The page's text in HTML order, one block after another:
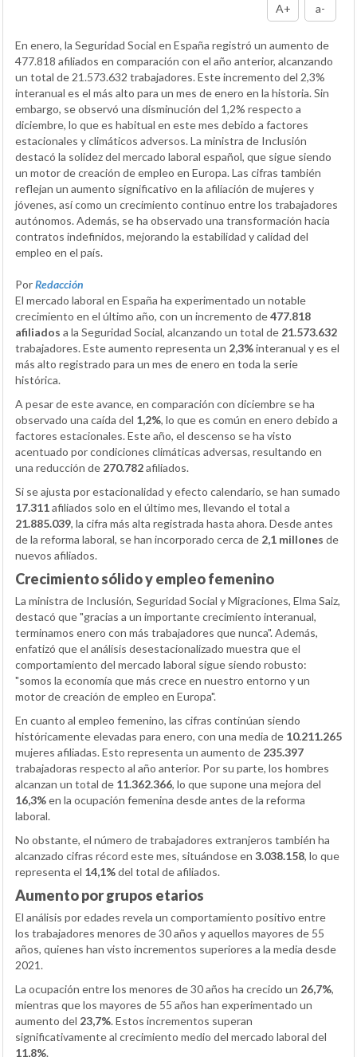
A+ a-
En enero, la Seguridad Social en España registró un aumento de
477.818 afiliados en comparación con el año anterior, alcanzando
un total de 21.573.632 trabajadores. Este incremento del 2,3%
interanual es el más alto para un mes de enero en la historia. Sin
embargo, se observó una disminución del 1,2% respecto a
diciembre, lo que es habitual en este mes debido a factores
estacionales y climáticos adversos. La ministra de Inclusión
destacó la solidez del mercado laboral español, que sigue siendo
un motor de creación de empleo en Europa. Las cifras también
reflejan un aumento significativo en la afiliación de mujeres y
jóvenes, así como un crecimiento continuo entre los trabajadores
autónomos. Además, se ha observado una transformación hacia
contratos indefinidos, mejorando la estabilidad y calidad del
empleo en el país.
PorRedacción
El mercado laboral en España ha experimentado un notable
crecimiento en el último año, con un incremento de477.818
afiliados a la Seguridad Social, alcanzando un total de 21.573.632
trabajadores. Este aumento representa un 2,3%interanual y es el
más alto registrado para un mes de enero en toda la serie
histórica.
A pesar de este avance, en comparación con diciembre se ha
observado una caída del 1,2%, lo que es común en enero debido a
factores estacionales. Este año, el descenso se ha visto
acentuado por condiciones climáticas adversas, resultando en
una reducción de 270.782afiliados.
Si se ajusta por estacionalidad y efecto calendario, se han sumado
17.311afiliados solo en el último mes, llevando el total a
21.885.039, la cifra más alta registrada hasta ahora. Desde antes
de la reforma laboral, se han incorporado cerca de 2,1 millones de
nuevos afiliados.
Crecimiento sólido y empleo femenino
La ministra de Inclusión, Seguridad Social y Migraciones, Elma Saiz,
destacó que "gracias a un importante crecimiento interanual,
terminamos enero con más trabajadores que nunca". Además,
enfatizó que el análisis desestacionalizado muestra que el
comportamiento del mercado laboral sigue siendo robusto:
"somos la economía que más crece en nuestro entorno y un
motor de creación de empleo en Europa".
En cuanto al empleo femenino, las cifras continúan siendo
históricamente elevadas para enero, con una media de 10.211.265
mujeres afiliadas. Esto representa un aumento de 235.397
trabajadoras respecto al año anterior. Por su parte, los hombres
alcanzan un total de 11.362.366, lo que supone una mejora del
16,3%en la ocupación femenina desde antes de la reforma
laboral.
No obstante, el número de trabajadores extranjeros también ha
alcanzado cifras récord este mes, situándose en 3.038.158, lo que
representa el 14,1%del total de afiliados.
Aumento por grupos etarios
El análisis por edades revela un comportamiento positivo entre
los trabajadores menores de 30 años y aquellos mayores de 55
años, quienes han visto incrementos superiores a la media desde
2021.
La ocupación entre los menores de 30 años ha crecido un 26,7%,
mientras que los mayores de 55 años han experimentado un
aumento del 23,7%. Estos incrementos superan
significativamente al crecimiento medio del mercado laboral del
11,8%.